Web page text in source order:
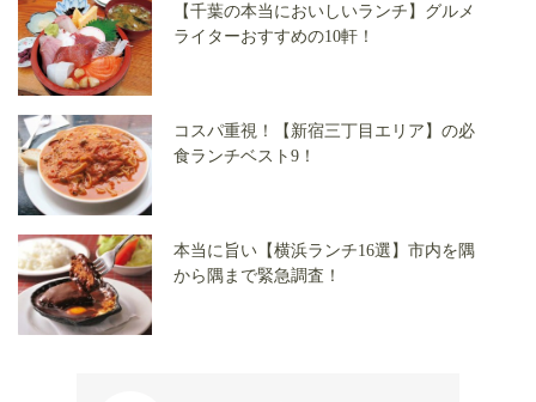
【千葉の本当においしいランチ】グルメ
ライターおすすめの10軒！
コスパ重視！【新宿三丁目エリア】の必
食ランチベスト9！
本当に旨い【横浜ランチ16選】市内を隅
から隅まで緊急調査！